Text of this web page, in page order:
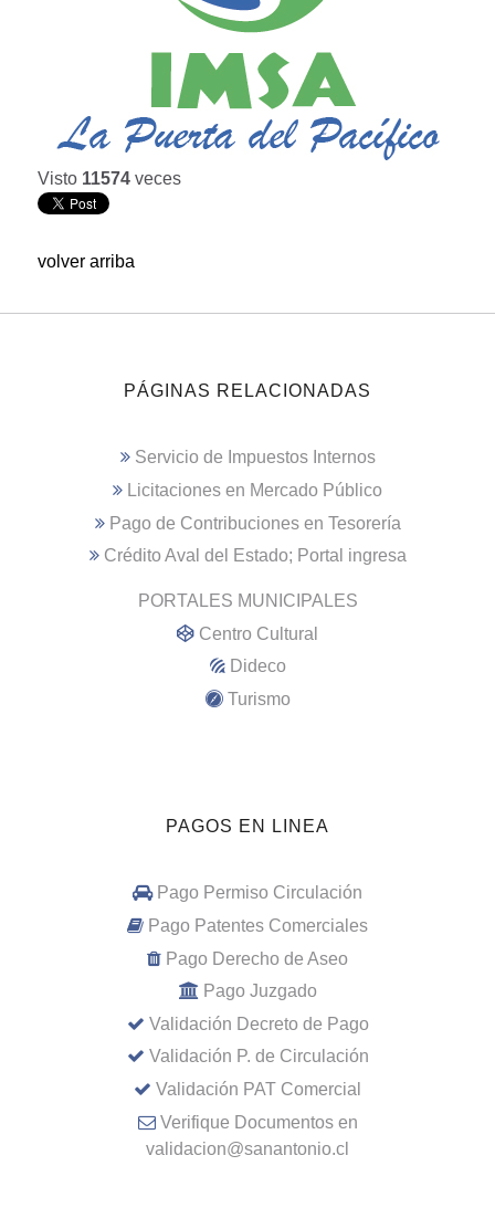
Visto 11574 veces
volver arriba
PÁGINAS RELACIONADAS
Servicio de Impuestos Internos
Licitaciones en Mercado Público
Pago de Contribuciones en Tesorería
Crédito Aval del Estado; Portal ingresa
PORTALES MUNICIPALES
Centro Cultural
Dideco
Turismo
PAGOS EN LINEA
Pago Permiso Circulación
Pago Patentes Comerciales
Pago Derecho de Aseo
Pago Juzgado
Validación Decreto de Pago
Validación P. de Circulación
Validación PAT Comercial
Verifique Documentos en
validacion@sanantonio.cl